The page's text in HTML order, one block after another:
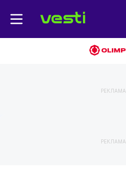
РЕКЛАМА
РЕКЛАМА